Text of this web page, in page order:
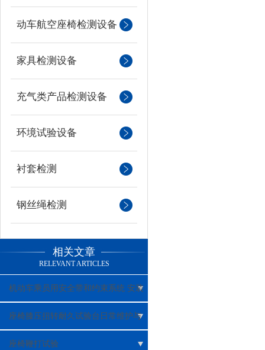
动车航空座椅检测设备
家具检测设备
充气类产品检测设备
环境试验设备
衬套检测
钢丝绳检测
相关文章
RELEVANT ARTICLES
机动车乘员用安全带和约束系统 安装
固定点
座椅膝压扭转耐久试验台日常维护与
精度校准规范
座椅鞭打试验